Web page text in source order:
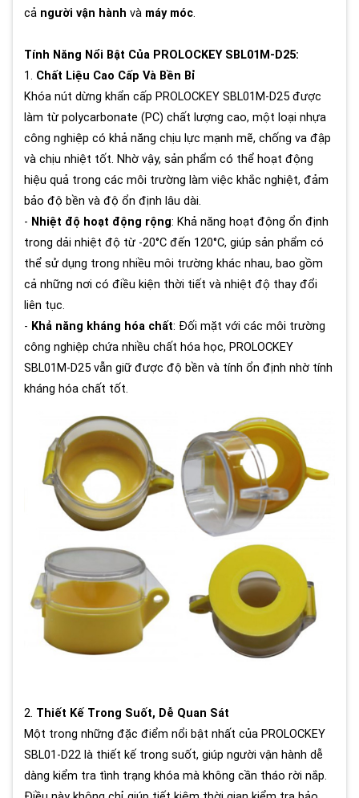
cả người vận hành và máy móc.
Tính Năng Nổi Bật Của PROLOCKEY SBL01M-D25:
1. Chất Liệu Cao Cấp Và Bền Bỉ
Khóa nút dừng khẩn cấp PROLOCKEY SBL01M-D25 được
làm từ polycarbonate (PC) chất lượng cao, một loại nhựa
công nghiệp có khả năng chịu lực mạnh mẽ, chống va đập
và chịu nhiệt tốt. Nhờ vậy, sản phẩm có thể hoạt động
hiệu quả trong các môi trường làm việc khắc nghiệt, đảm
bảo độ bền và độ ổn định lâu dài.
- Nhiệt độ hoạt động rộng: Khả năng hoạt động ổn định
trong dải nhiệt độ từ -20°C đến 120°C, giúp sản phẩm có
thể sử dụng trong nhiều môi trường khác nhau, bao gồm
cả những nơi có điều kiện thời tiết và nhiệt độ thay đổi
liên tục.
- Khả năng kháng hóa chất: Đối mặt với các môi trường
công nghiệp chứa nhiều chất hóa học, PROLOCKEY
SBL01M-D25 vẫn giữ được độ bền và tính ổn định nhờ tính
kháng hóa chất tốt.
2. Thiết Kế Trong Suốt, Dễ Quan Sát
Một trong những đặc điểm nổi bật nhất của PROLOCKEY
SBL01-D22 là thiết kế trong suốt, giúp người vận hành dễ
dàng kiểm tra tình trạng khóa mà không cần tháo rời nắp.